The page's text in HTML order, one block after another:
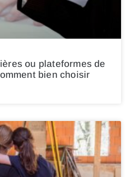
ou plateformes de
bien choisir